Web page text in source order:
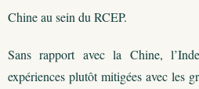
Chine au sein du RCEP.
Sans rapport avec la Chine,
expériences plutôt mitigées avec les